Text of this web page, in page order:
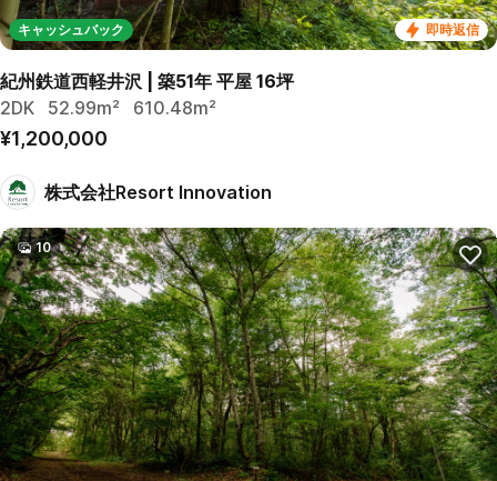
即時返信
キャッシュバック
紀州鉄道西軽井沢 | 築51年 平屋 16坪
2DK
52.99m² 610.48m²
¥1,200,000
株式会社Resort Innovation
10